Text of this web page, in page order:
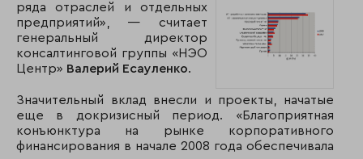
ряда отраслей и отдельных
предприятий», — считает
генеральный директор
консалтинговой группы «НЭО
Центр» Валерий Есауленко.
Значительный вклад внесли и проекты, начатые
еще в докризисный период. «Благоприятная
конъюнктура на рынке корпоративного
финансирования в начале 2008 года обеспечивала